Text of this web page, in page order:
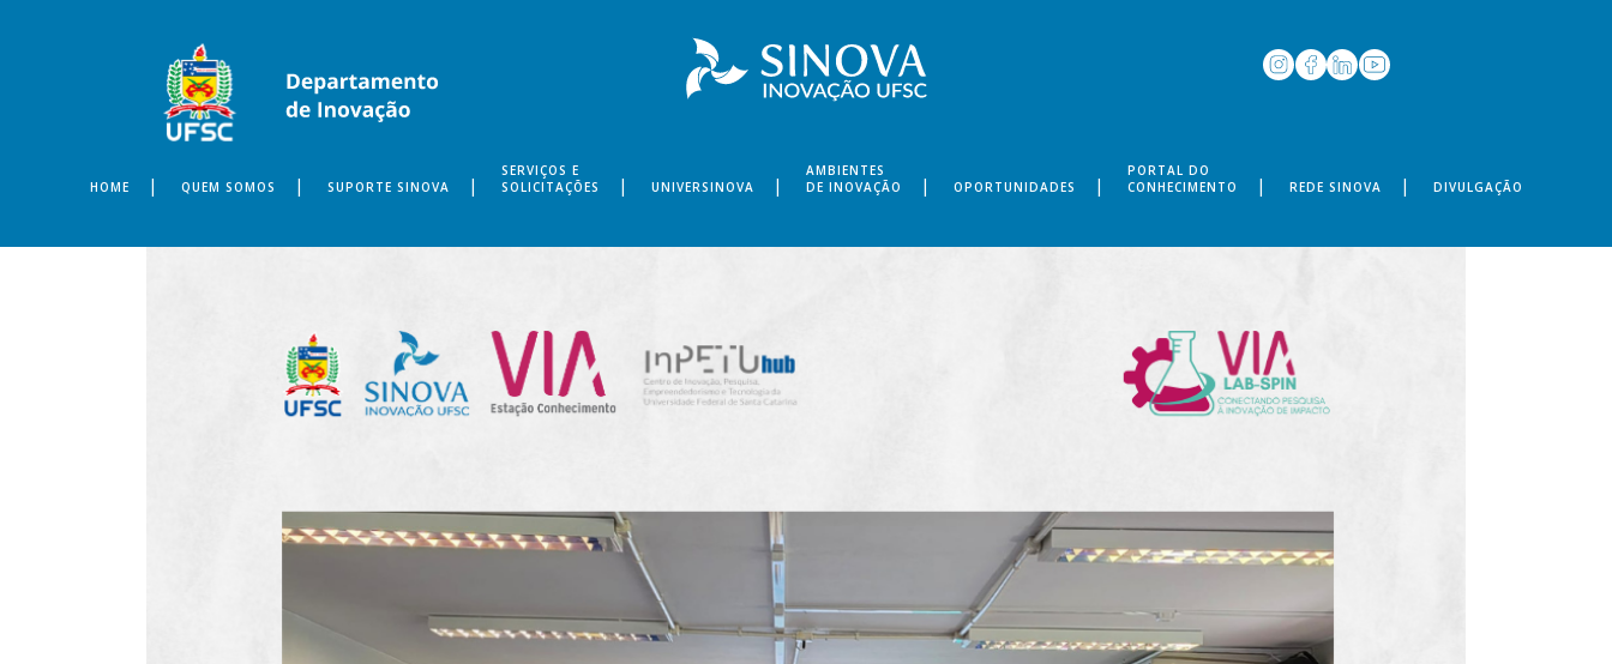
HOME QUEM SOMOS SUPORTE SINOVA
SERVIÇOS E
SOLICITAÇÕES
UNIVERSINOVA
AMBIENTES
DE INOVAÇÃO
OPORTUNIDADES
PORTAL DO
CONHECIMENTO
REDE SINOVA DIVULGAÇÃO